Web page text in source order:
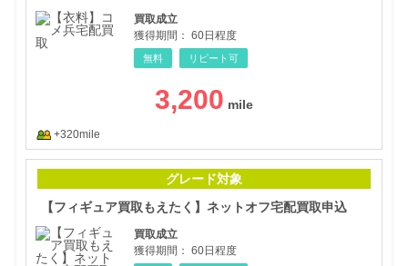
買取成立
獲得期間： 60日程度
無料 リピート可
3,200
+320mile
グレード対象
【フィギュア買取もえたく】ネットオフ宅配買取申込
買取成立
獲得期間： 60日程度